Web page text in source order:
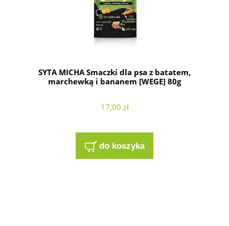
SYTA MICHA Smaczki dla psa z batatem,
marchewką i bananem [WEGE] 80g
17,00 zł
do koszyka